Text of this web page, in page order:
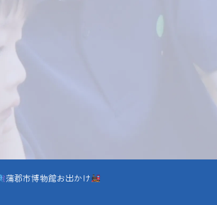
蒲郡市博物館お出かけ